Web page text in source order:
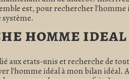
est, pour rechercher
homme ideal
aux etats-unis et recherche de
l'homme idéal à mon bilan idéal.